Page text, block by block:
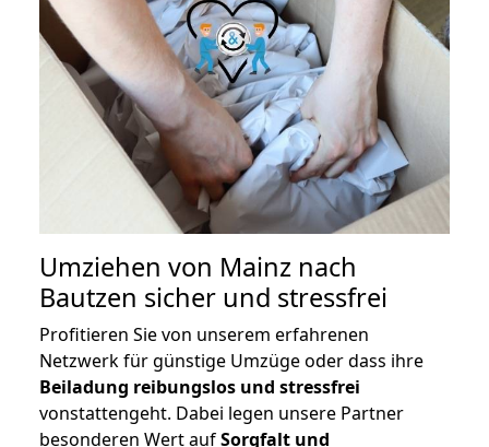
Umziehen von Mainz nach
Bautzen sicher und stressfrei
Profitieren Sie von unserem erfahrenen
Netzwerk für günstige Umzüge oder dass ihre
Beiladung reibungslos und stressfrei
vonstattengeht. Dabei legen unsere Partner
besonderen Wert aufSorgfalt und